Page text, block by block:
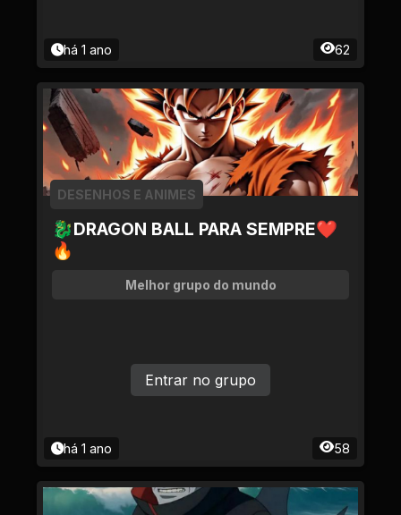
há 1 ano 62
🐉DRAGON BALL PARA SEMPRE❤
🔥
DESENHOS E ANIMES
Melhor grupo do mundo
há 1 ano 58
Entrar no grupo